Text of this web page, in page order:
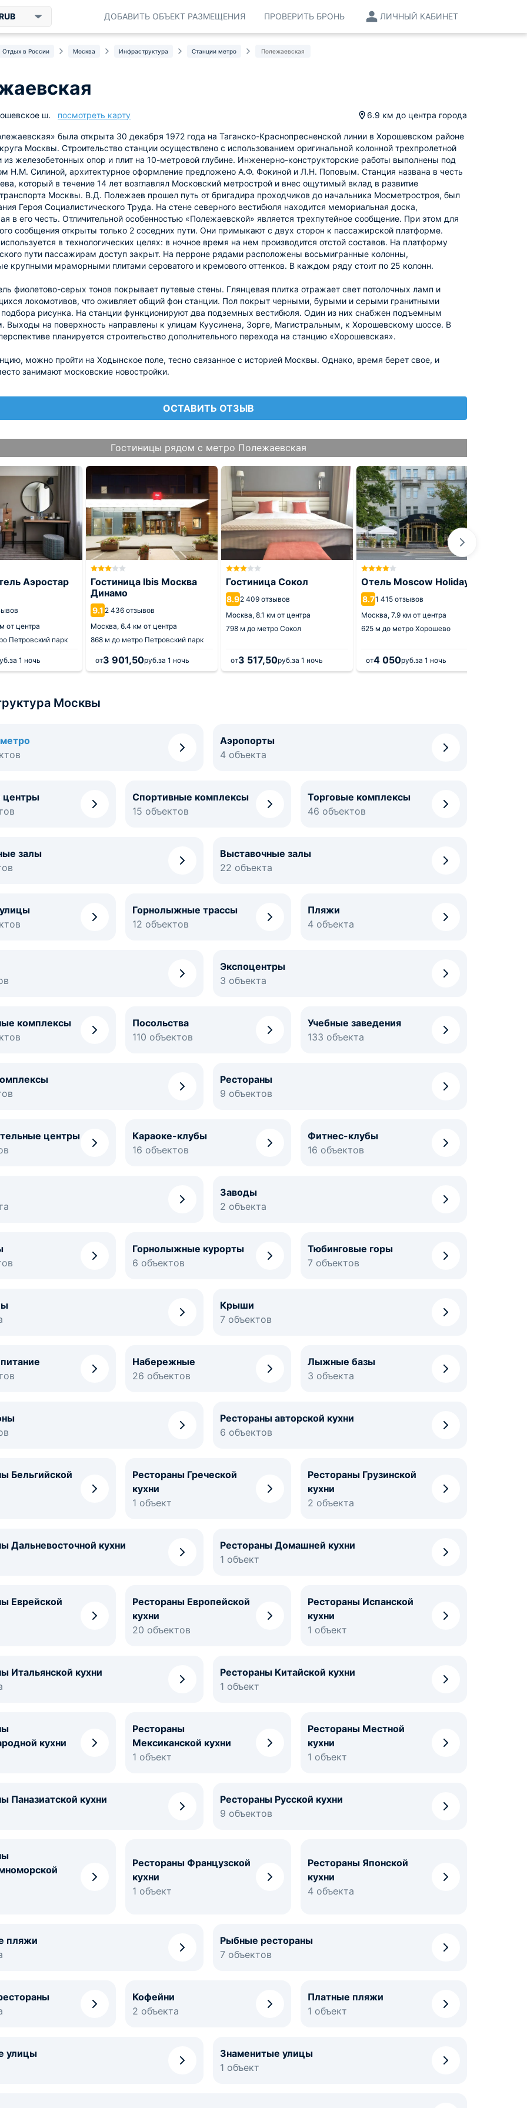
ЛИЧНЫЙ КАБИНЕТ
ПРОВЕРИТЬ БРОНЬ
ДОБАВИТЬ ОБЪЕКТ РАЗМЕЩЕНИЯ
Отдых в России Москва Инфраструктура Станции метро Полежаевская
ш. посмотреть карту 6.9 км до центра города
была открыта 30 декабря 1972 года на Таганско-Краснопресненской линии в Хорошевском районе
Москвы. Строительство станции осуществлено с использованием оригинальной колонной трехпролетной
из железобетонных опор и плит на 10-метровой глубине. Инженерно-конструкторские работы выполнены под
Н.М. Силиной, архитектурное оформление предложено А.Ф. Фокиной и Л.Н. Поповым. Станция названа в честь
который в течение 14 лет возглавлял Московский метрострой и внес ощутимый вклад в развитие
Москвы. В.Д. Полежаев прошел путь от бригадира проходчиков до начальника Мосметростроя, был
Героя Социалистического Труда. На стене северного вестибюля находится мемориальная доска,
в его честь. Отличительной особенностью «Полежаевской» является трехпутейное сообщение. При этом для
сообщения открыты только 2 соседних пути. Они примыкают с двух сторон к пассажирской платформе.
в технологических целях: в ночное время на нем производится отстой составов. На платформу
пути пассажирам доступ закрыт. На перроне рядами расположены восьмигранные колонны,
крупными мраморными плитами сероватого и кремового оттенков. В каждом ряду стоит по 25 колонн.
фиолетово-серых тонов покрывает путевые стены. Глянцевая плитка отражает свет потолочных ламп и
локомотивов, что оживляет общий фон станции. Пол покрыт черными, бурыми и серыми гранитными
подбора рисунка. На станции функционируют два подземных вестибюля. Один из них снабжен подъемным
Выходы на поверхность направлены к улицам Куусинена, Зорге, Магистральным, к Хорошевскому шоссе. В
планируется строительство дополнительного перехода на станцию «Хорошевская».
можно пройти на Ходынское поле, тесно связанное с историей Москвы. Однако, время берет свое, и
занимают московские новостройки.
ОСТАВИТЬ ОТЗЫВ
Гостиницы рядом с метро Полежаевская
Аэростар
от центра
Петровский парк
за 1 ночь
Гостиница Ibis Москва
Динамо
9.1 2 436 отзывов
Москва, 6.4 км от центра
868 м до метро Петровский парк
от3 901,50руб.за 1 ночь
Гостиница Сокол
8.92 409 отзывов
Москва, 8.1 км от центра
798 м до метро Сокол
от3 517,50руб.за 1 ночь
Отель Moscow Holiday
8.71 415 отзывов
Москва, 7.9 км от центра
625 м до метро Хорошево
от4 050руб.за 1 ночь
Москвы
Аэропорты
4 объекта
Спортивные комплексы
15 объектов
Торговые комплексы
46 объектов
залы
Выставочные залы
22 объекта
Горнолыжные трассы
12 объектов
Пляжи
4 объекта
Экспоцентры
3 объекта
комплексы
Посольства
110 объектов
Учебные заведения
133 объекта
Рестораны
9 объектов
центры
Караоке-клубы
16 объектов
Фитнес-клубы
16 объектов
Заводы
2 объекта
Горнолыжные курорты
6 объектов
Тюбинговые горы
7 объектов
Крыши
7 объектов
Набережные
26 объектов
Лыжные базы
3 объекта
Рестораны авторской кухни
6 объектов
Бельгийской
Рестораны Греческой
кухни
1 объект
Рестораны Грузинской
кухни
2 объекта
Дальневосточной кухни
Рестораны Домашней кухни
1 объект
Еврейской
Рестораны Европейской
кухни
20 объектов
Рестораны Испанской
кухни
1 объект
Итальянской кухни
Рестораны Китайской кухни
1 объект
кухни
Рестораны
Мексиканской кухни
1 объект
Рестораны Местной
кухни
1 объект
Паназиатской кухни
Рестораны Русской кухни
9 объектов
Рестораны Французской
кухни
1 объект
Рестораны Японской
кухни
4 объекта
пляжи
Рыбные рестораны
7 объектов
Кофейни
2 объекта
Платные пляжи
1 объект
улицы
Знаменитые улицы
1 объект